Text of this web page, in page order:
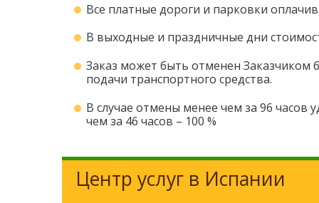
Все платные дороги и парковки
В выходные и праздничные дни
Заказ может быть отменен Заказчиком
подачи транспортного средства.
В случае отмены менее чем за 96 часов
чем за 46 часов – 100 %
Центр услуг в Испании